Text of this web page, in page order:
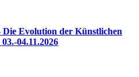
Evolution der Künstlichen
04.11.2026